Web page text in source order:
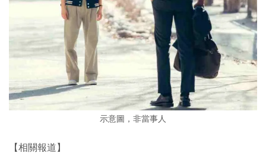
示意圖，非當事人
【相關報道】